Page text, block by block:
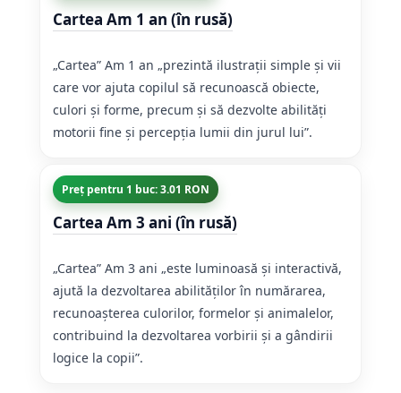
Cartea Am 1 an (în rusă)
„Cartea” Am 1 an „prezintă ilustrații simple și vii
care vor ajuta copilul să recunoască obiecte,
culori și forme, precum și să dezvolte abilități
motorii fine și percepția lumii din jurul lui”.
Preț pentru 1 buc: 3.01 RON
Cartea Am 3 ani (în rusă)
„Cartea” Am 3 ani „este luminoasă și interactivă,
ajută la dezvoltarea abilităților în numărarea,
recunoașterea culorilor, formelor și animalelor,
contribuind la dezvoltarea vorbirii și a gândirii
logice la copii”.